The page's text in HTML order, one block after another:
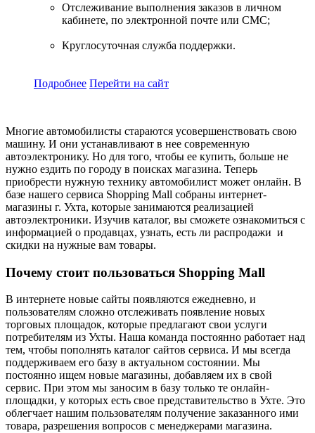
Отслеживание выполнения заказов в личном
кабинете, по электронной почте или СМС;
Круглосуточная служба поддержки.
Подробнее Перейти на сайт
Многие автомобилисты стараются усовершенствовать свою
машину. И они устанавливают в нее современную
автоэлектронику. Но для того, чтобы ее купить, больше не
нужно ездить по городу в поисках магазина. Теперь
приобрести нужную технику автомобилист может онлайн. В
базе нашего сервиса Shopping Mall собраны интернет-
магазины г. Ухта, которые занимаются реализацией
автоэлектроники. Изучив каталог, вы сможете ознакомиться с
информацией о продавцах, узнать, есть ли распродажи и
скидки на нужные вам товары.
Почему стоит пользоваться Shopping Mall
В интернете новые сайты появляются ежедневно, и
пользователям сложно отслеживать появление новых
торговых площадок, которые предлагают свои услуги
потребителям из Ухты. Наша команда постоянно работает над
тем, чтобы пополнять каталог сайтов сервиса. И мы всегда
поддерживаем его базу в актуальном состоянии. Мы
постоянно ищем новые магазины, добавляем их в свой
сервис. При этом мы заносим в базу только те онлайн-
площадки, у которых есть свое представительство в Ухте. Это
облегчает нашим пользователям получение заказанного ими
товара, разрешения вопросов с менеджерами магазина.